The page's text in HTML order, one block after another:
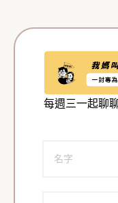
每週三一起聊